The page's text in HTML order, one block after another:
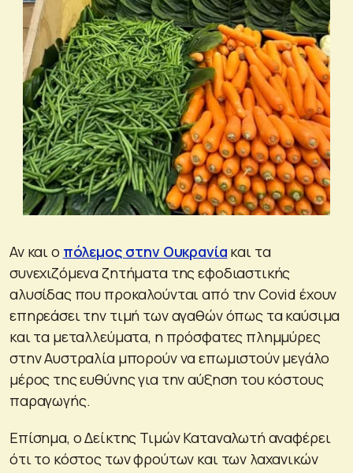
Αν και ο πόλεμος στην Ουκρανία και τα
συνεχιζόμενα ζητήματα της εφοδιαστικής
αλυσίδας που προκαλούνται από την Covid έχουν
επηρεάσει την τιμή των αγαθών όπως τα καύσιμα
και τα μεταλλεύματα, η πρόσφατες πλημμύρες
στην Αυστραλία μπορούν να επωμιστούν μεγάλο
μέρος της ευθύνης για την αύξηση του κόστους
παραγωγής.
Επίσημα, ο Δείκτης Τιμών Καταναλωτή αναφέρει
ότι το κόστος των φρούτων και των λαχανικών